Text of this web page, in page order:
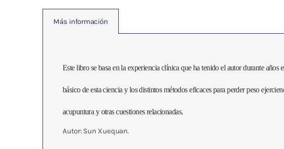
Más información
Este libro se basa en la experiencia clínica que ha tenido el autor durante
básico de esta ciencia y los distintos métodos eficaces para perder peso
acupuntura y otras cuestiones relacionadas.
Autor: Sun Xuequan.